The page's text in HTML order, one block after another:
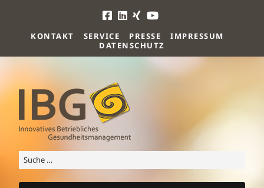
KONTAKT SERVICE PRESSE
IMPRESSUM
DATENSCHUTZ